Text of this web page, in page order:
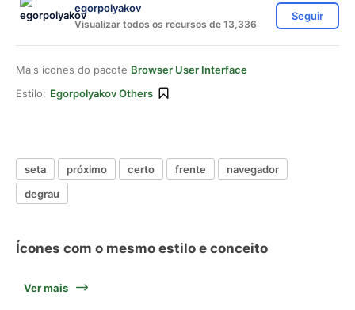
egorpolyakov
Visualizar todos os recursos de 13,336
Seguir
Mais ícones do pacote Browser User Interface
Estilo: Egorpolyakov Others
seta próximo certo frente
navegador
degrau
Ícones com o mesmo estilo e conceito
Ver mais